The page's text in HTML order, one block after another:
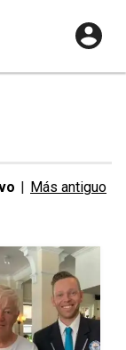
| Más antiguo